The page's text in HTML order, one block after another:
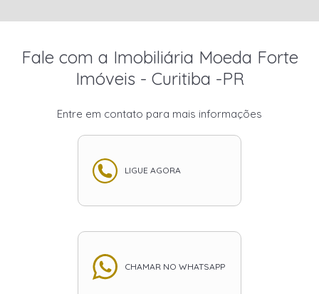
Fale com a Imobiliária Moeda Forte
Imóveis - Curitiba -PR
Entre em contato para mais informações
LIGUE AGORA
CHAMAR NO WHATSAPP